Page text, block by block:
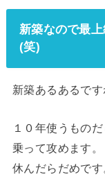
新築なので最
(笑)
新築あるあるです
１０年使うもの
乗って攻めます。
休んだらだめで